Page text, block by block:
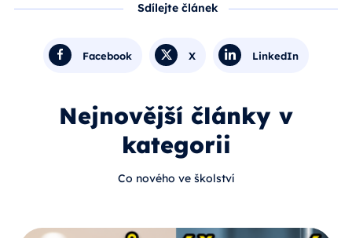
Sdílejte článek
Facebook X LinkedIn
Nejnovější články v
kategorii
Co nového ve školství